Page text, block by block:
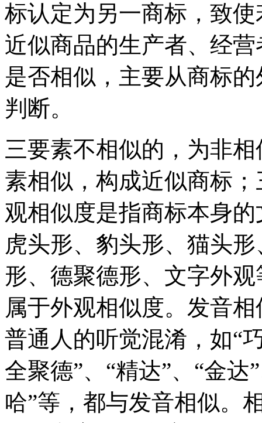
标认定为另一商标，致
近似商品的生产者、经
是否相似，主要从商标
判断。
三要素不相似的，为非
素相似，构成近似商标
观相似度是指商标本身
虎头形、豹头形、猫头
形、德聚德形、文字外
属于外观相似度。发音
普通人的听觉混淆，如“
全聚德”、“精达”、“金达
哈”等，都与发音相似。